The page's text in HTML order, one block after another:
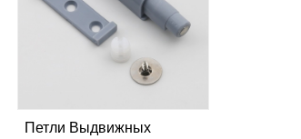
Петли Выдвижных